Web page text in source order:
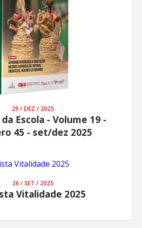
29 / DEZ / 2025
Escola - Volume 19 -
45 - set/dez 2025
26 / SET / 2025
Vitalidade 2025